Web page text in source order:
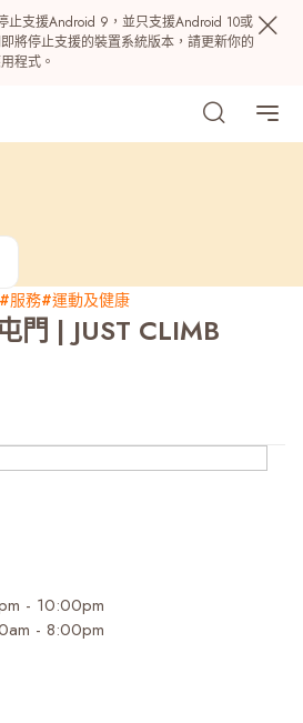
止支援Android 9，並只支援Android 10或
將停止支援的裝置系統版本，請更新你的
程式。
#服務#運動及健康
門 | JUST CLIMB
- 10:00pm
- 8:00pm